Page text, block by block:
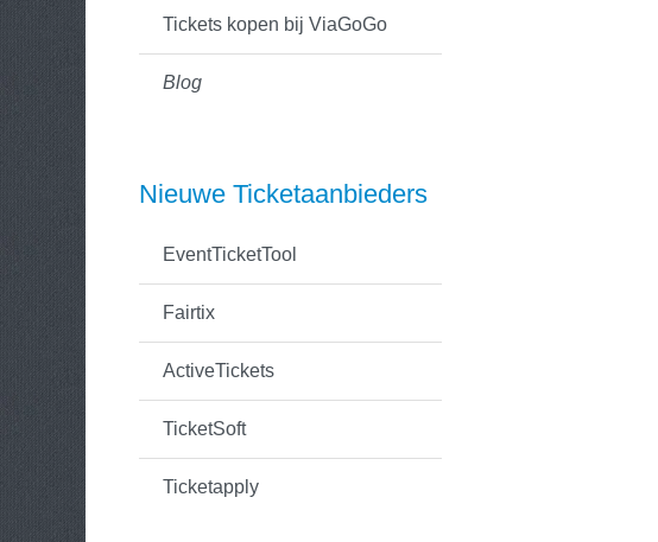
Tickets kopen bij ViaGoGo
Blog
Nieuwe Ticketaanbieders
EventTicketTool
Fairtix
ActiveTickets
TicketSoft
Ticketapply